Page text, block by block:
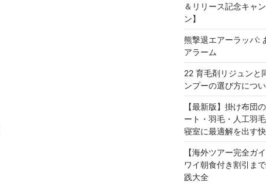
＆リリース記念キャ
ン】
熊撃退エアーラッパ:
アラーム
22 育毛剤リジュンと
ンプーの選び方につ
【最新版】掛け布団
ート・羽毛・人工羽
寝室に最適解を出す
【海外ツアー完全ガ
ワイ朝食付き割引ま
践大全